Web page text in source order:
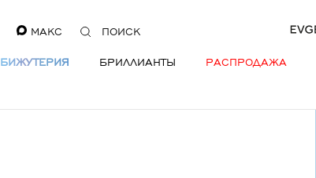
МАКС ПОИСК
БИЖУТЕРИЯ БРИЛЛИАНТЫ РАСПРОДАЖА